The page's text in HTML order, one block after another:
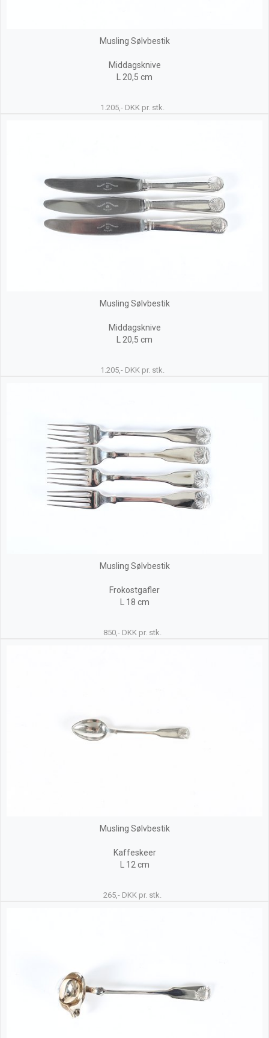
Musling Sølvbestik
Middagsknive
L 20,5 cm
1.205,- DKK pr. stk.
Musling Sølvbestik
Middagsknive
L 20,5 cm
1.205,- DKK pr. stk.
Musling Sølvbestik
Frokostgafler
L 18 cm
850,- DKK pr. stk.
Musling Sølvbestik
Kaffeskeer
L 12 cm
265,- DKK pr. stk.